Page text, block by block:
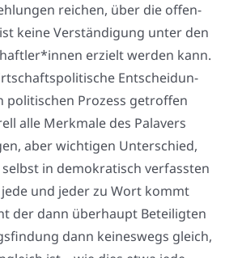
rei­chen, über die offen­
kei­ne Ver­stän­di­gung unter den
erzielt wer­den kann.
Ent­schei­dun­
poli­ti­schen Pro­zess getrof­fen
alle Merk­ma­le des Pala­vers
aber wich­ti­gen Unter­schied,
in demo­kra­tisch ver­fass­ten
und jeder zu Wort kommt
der dann über­haupt Betei­lig­ten
dann kei­nes­wegs gleich,